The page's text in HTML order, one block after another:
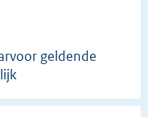
geldende